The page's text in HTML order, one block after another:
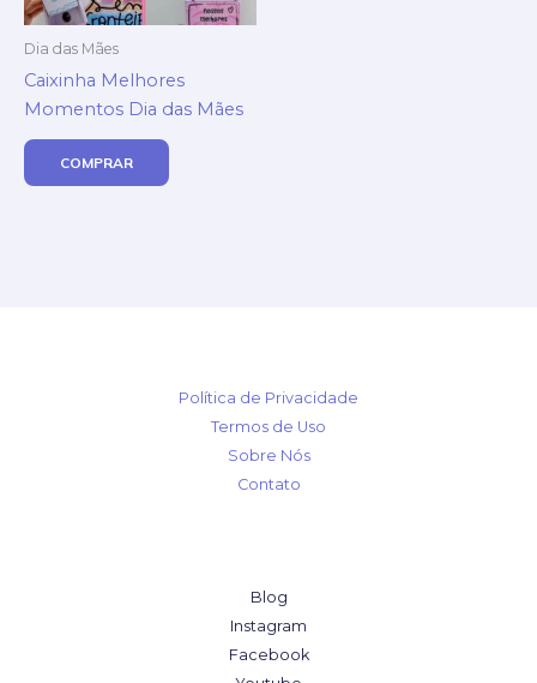
Dia das Mães
Caixinha Melhores
Momentos Dia das Mães
COMPRAR
Política de Privacidade
Termos de Uso
Sobre Nós
Contato
Blog
Instagram
Facebook